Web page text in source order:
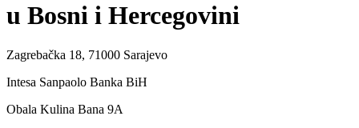
u Bosni i Hercegovini
Zagrebačka 18, 71000 Sarajevo
Intesa Sanpaolo Banka BiH
Obala Kulina Bana 9A